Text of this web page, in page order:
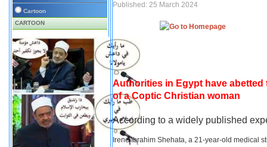
Cartoon
CARTOON
Published: 25 March 2024
Authorities in Egypt have
of a Coptic Christian woman
According to a widely published
Irene Ibrahim Shehata, a 21-year-old medical